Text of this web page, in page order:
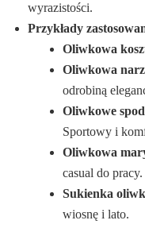
wyrazistości.
Przykłady
Oliwkowa
Oliwkowa
odrobiną
Oliwkowe
Sportowy i
Oliwkowa
casual do pracy.
Sukienka
wiosnę i lato.